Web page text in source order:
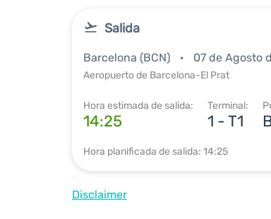
Salida
Barcelona (BCN) 07 de Agosto
Aeropuerto de Barcelona-El Prat
Hora estimada de salida:
14:25
Terminal:
1 - T1
Hora planificada de salida: 14:25
Disclaimer